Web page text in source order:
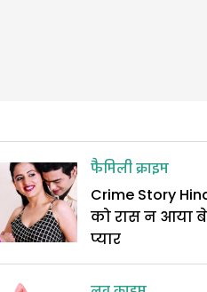
फैमिली क्राइम
Crime Story
को रास न आया
प्यार